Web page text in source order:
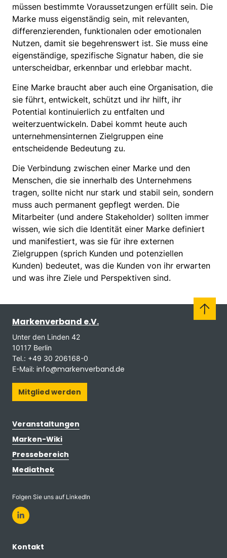
müssen bestimmte Voraussetzungen erfüllt sein. Die
Marke muss eigenständig sein, mit relevanten,
differenzierenden, funktionalen oder emotionalen
Nutzen, damit sie begehrenswert ist. Sie muss eine
eigenständige, spezifische Signatur haben, die sie
unterscheidbar, erkennbar und erlebbar macht.
Eine Marke braucht aber auch eine Organisation, die
sie führt, entwickelt, schützt und ihr hilft, ihr
Potential kontinuierlich zu entfalten und
weiterzuentwickeln. Dabei kommt heute auch
unternehmensinternen Zielgruppen eine
entscheidende Bedeutung zu.
Die Verbindung zwischen einer Marke und den
Menschen, die sie innerhalb des Unternehmens
tragen, sollte nicht nur stark und stabil sein, sondern
muss auch permanent gepflegt werden. Die
Mitarbeiter (und andere Stakeholder) sollten immer
wissen, wie sich die Identität einer Marke definiert
und manifestiert, was sie für ihre externen
Zielgruppen (sprich Kunden und potenziellen
Kunden) bedeutet, was die Kunden von ihr erwarten
und was ihre Ziele und Perspektiven sind.
Markenverband e.V.
Unter den Linden 42
10117 Berlin
Tel.: +49 30 206168-0
E-Mail: info@markenverband.de
Mitglied werden
Veranstaltungen
Marken-Wiki
Pressebereich
Mediathek
Folgen Sie uns auf LinkedIn
Kontakt